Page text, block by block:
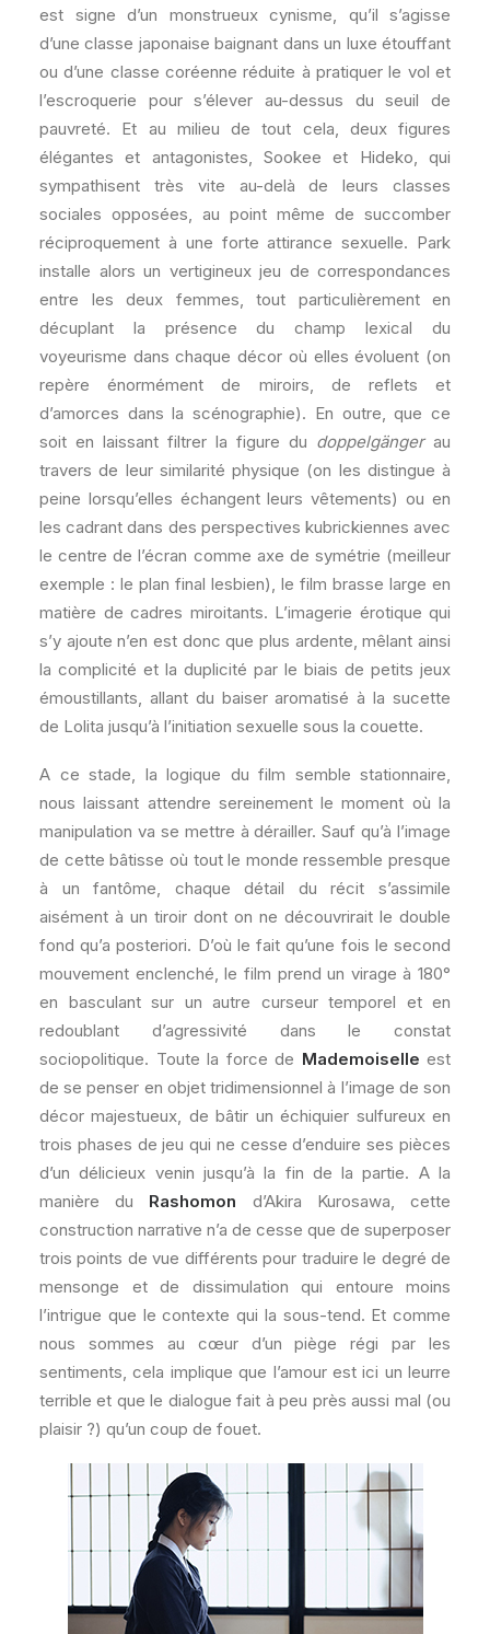
est signe d’un monstrueux cynisme, qu’il s’agisse
d’une classe japonaise baignant dans un luxe étouffant
ou d’une classe coréenne réduite à pratiquer le vol et
l’escroquerie pour s’élever au-dessus du seuil de
pauvreté. Et au milieu de tout cela, deux figures
élégantes et antagonistes, Sookee et Hideko, qui
sympathisent très vite au-delà de leurs classes
sociales opposées, au point même de succomber
réciproquement à une forte attirance sexuelle. Park
installe alors un vertigineux jeu de correspondances
entre les deux femmes, tout particulièrement en
décuplant la présence du champ lexical du
voyeurisme dans chaque décor où elles évoluent (on
repère énormément de miroirs, de reflets et
d’amorces dans la scénographie). En outre, que ce
soit en laissant filtrer la figure du doppelgängerau
travers de leur similarité physique (on les distingue à
peine lorsqu’elles échangent leurs vêtements) ou en
les cadrant dans des perspectives kubrickiennes avec
le centre de l’écran comme axe de symétrie (meilleur
exemple : le plan final lesbien), le film brasse large en
matière de cadres miroitants. L’imagerie érotique qui
s’y ajoute n’en est donc que plus ardente, mêlant ainsi
la complicité et la duplicité par le biais de petits jeux
émoustillants, allant du baiser aromatisé à la sucette
de Lolita jusqu’à l’initiation sexuelle sous la couette.
A ce stade, la logique du film semble stationnaire,
nous laissant attendre sereinement le moment où la
manipulation va se mettre à dérailler. Sauf qu’à l’image
de cette bâtisse où tout le monde ressemble presque
à un fantôme, chaque détail du récit s’assimile
aisément à un tiroir dont on ne découvrirait le double
fond qu’a posteriori. D’où le fait qu’une fois le second
mouvement enclenché, le film prend un virage à 180°
en basculant sur un autre curseur temporel et en
redoublant d’agressivité dans le constat
sociopolitique. Toute la force de Mademoiselle est
de se penser en objet tridimensionnel à l’image de son
décor majestueux, de bâtir un échiquier sulfureux en
trois phases de jeu qui ne cesse d’enduire ses pièces
d’un délicieux venin jusqu’à la fin de la partie. A la
manière du Rashomon d’Akira Kurosawa, cette
construction narrative n’a de cesse que de superposer
trois points de vue différents pour traduire le degré de
mensonge et de dissimulation qui entoure moins
l’intrigue que le contexte qui la sous-tend. Et comme
nous sommes au cœur d’un piège régi par les
sentiments, cela implique que l’amour est ici un leurre
terrible et que le dialogue fait à peu près aussi mal (ou
plaisir ?) qu’un coup de fouet.